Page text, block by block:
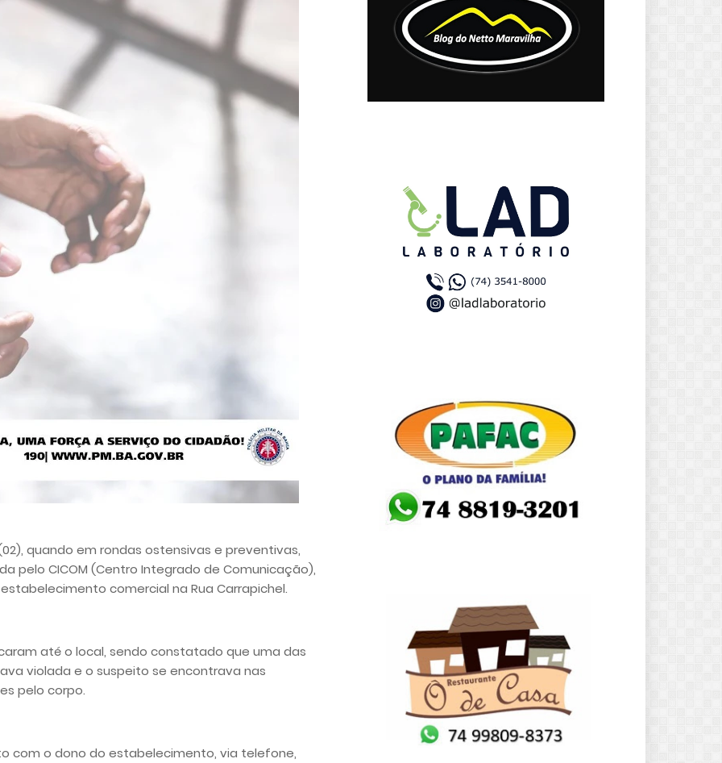
quando em rondas ostensivas e preventivas,
pelo CICOM (Centro Integrado de Comunicação),
comercial na Rua Carrapichel.
até o local, sendo constatado que uma das
violada e o suspeito se encontrava nas
pelo corpo.
com o dono do estabelecimento, via telefone,